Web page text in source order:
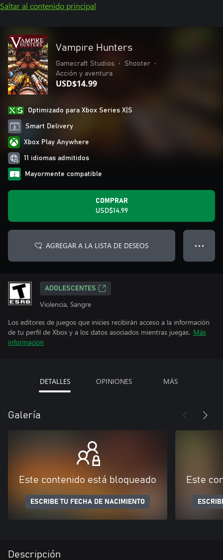
Saltar al contenido principal
Vampire Hunters
Gamecraft Studios • Shooter
•
Acción y aventura
USD$14.99
Optimizado para Xbox Series X|S
Smart Delivery
Xbox Play Anywhere
11 idiomas admitidos
Mayormente compatible
COMPRAR
USD$14.99
AGREGAR A LA LISTA DE DESEOS ● ● ●
ADOLESCENTES
Violencia, Sangre
Los editores de juegos que inicies recibirán acceso a la información
de tu perfil de Xbox y a los datos asociados mientras juegas. Más
información
DETALLES OPINIONES MÁS
Galería
Este contenido está bloqueado
ESCRIBE TU FECHA DE NACIMIENTO
Este
Descripción